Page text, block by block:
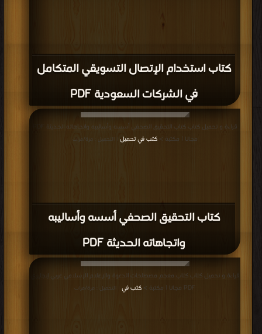
كتاب استخدام الإتصال التسويقي المتكامل
في الشركات السعودية PDF
كتاب التحقيق الصحفي أسسه وأساليبه
واتجاهاته الحديثة PDF
مجانا | مكتبة >كتب في تحميل | التحميل : مرة/مرات
قراءة و تحميل كتاب كتاب معجم مصطلحات الدعوة والإعلام الإسلامي عربي إنجليزي
PDF مجانا | مكتبة >
كتب في | التحميل : مرة/مرات